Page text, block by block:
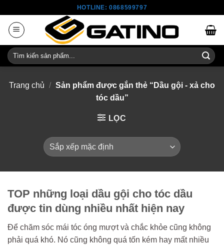
content
HOTLINE: 0868599797
Tìm
kiếm:
Trang chủ / Sản phẩm được gắn thẻ “Dầu gội - xả cho
tóc dầu”
LỌC
TOP những loại dầu gội cho tóc dầu
được tin dùng nhiều nhất hiện nay
Để chăm sóc mái tóc óng mượt và chắc khỏe cũng không
phải quá khó. Nó cũng không quá tốn kém hay mất nhiều